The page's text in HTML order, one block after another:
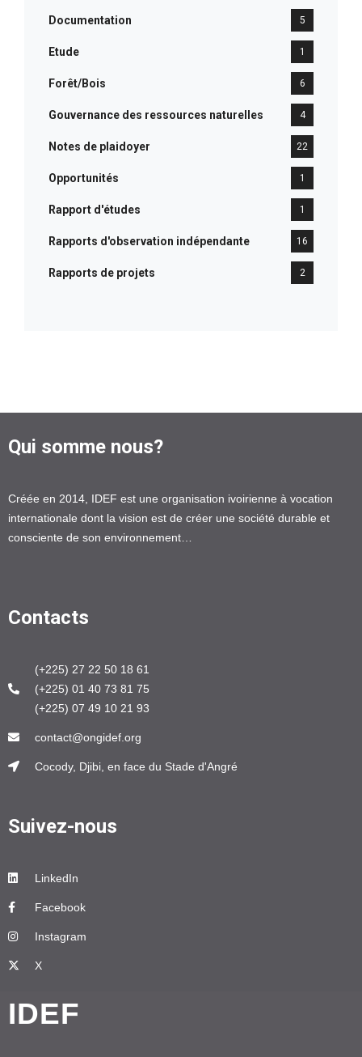
Documentation 5
Etude 1
Forêt/Bois 6
Gouvernance des ressources naturelles 4
Notes de plaidoyer 22
Opportunités 1
Rapport d'études 1
Rapports d'observation indépendante 16
Rapports de projets 2
Qui somme nous?
Créée en 2014, IDEF est une organisation ivoirienne à vocation
internationale dont la vision est de créer une société durable et
consciente de son environnement…
Contacts
(+225) 27 22 50 18 61
(+225) 01 40 73 81 75
(+225) 07 49 10 21 93
contact@ongidef.org
Cocody, Djibi, en face du Stade d'Angré
Suivez-nous
LinkedIn
Facebook
Instagram
X
IDEF